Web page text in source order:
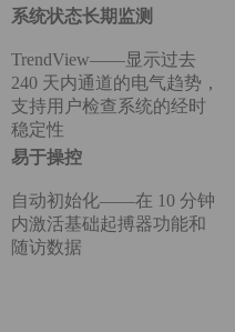
系统状态长期监测
TrendView——显示过去
240 天内通道的电气趋势，
支持用户检查系统的经时
稳定性
易于操控
自动初始化——在 10 分钟
内激活基础起搏器功能和
随访数据